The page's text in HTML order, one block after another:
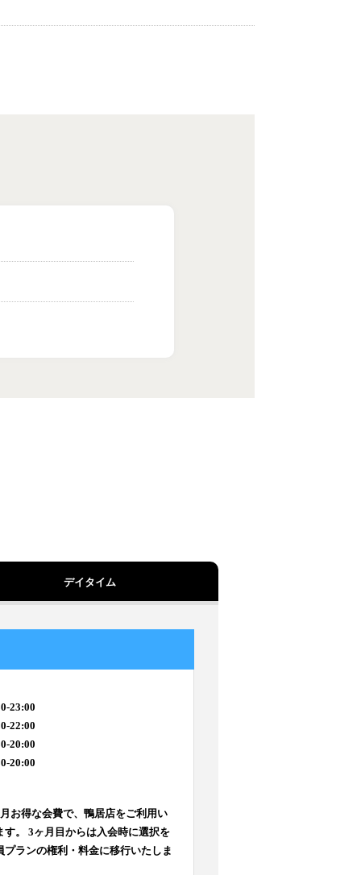
デイタイム
23:00
22:00
20:00
20:00
お得な会費で、鴨居店をご利用い
す。 3ヶ月目からは入会時に選択を
プランの権利・料金に移行いたしま